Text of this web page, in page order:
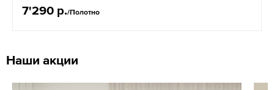
7'290 р./Полотно
Наши акции